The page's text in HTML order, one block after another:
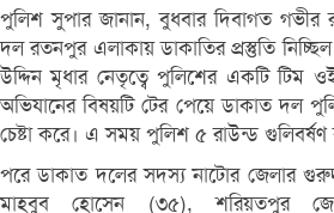
পুলিশ সুপার জানান, বুধবার দিবাগত গভীর
দল রতনপুর এলাকায় ডাকাতির প্রস্তুতি
উদ্দিন মৃধার নেতৃত্বে পুলিশের একটি টিম
অভিযানের বিষয়টি টের পেয়ে ডাকাত দল
চেষ্টা করে। এ সময় পুলিশ ৫ রাউন্ড গুলিবর্ষণ
পরে ডাকাত দলের সদস্য নাটোর জেলার
মাহবুব হোসেন (৩৫), শরিয়তপুর